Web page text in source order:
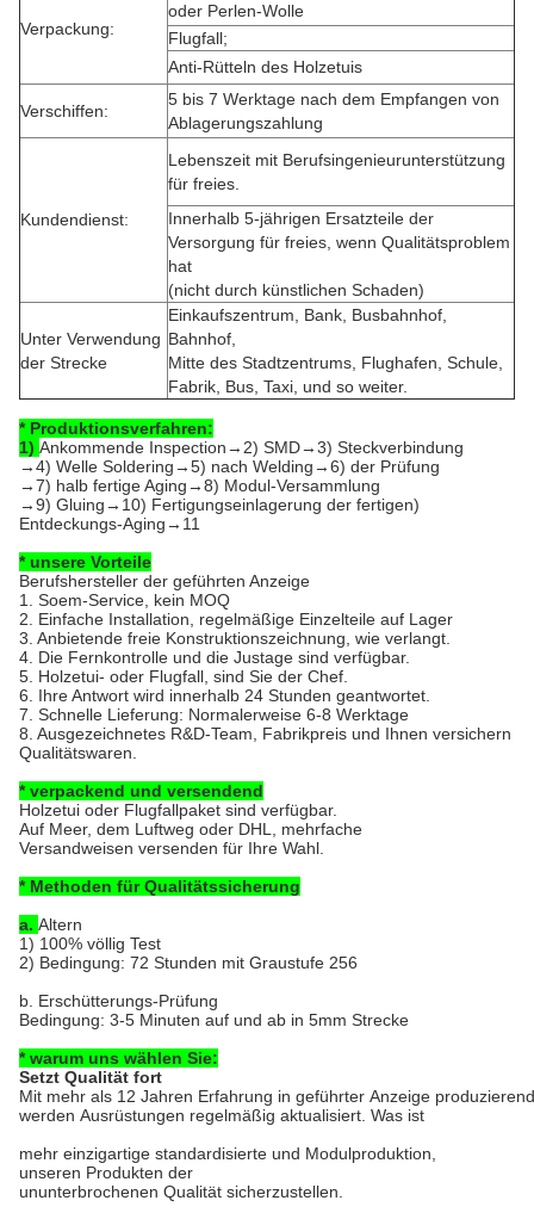
Verpackung:
oder Perlen-Wolle
Flugfall;
Anti-Rütteln des Holzetuis
Verschiffen:
5 bis 7 Werktage nach dem Empfangen von
Ablagerungszahlung
Kundendienst:
Lebenszeit mit Berufsingenieurunterstützung
für freies.
Innerhalb 5-jährigen Ersatzteile der
Versorgung für freies, wenn Qualitätsproblem
hat
(nicht durch künstlichen Schaden)
Unter Verwendung
der Strecke
Einkaufszentrum, Bank, Busbahnhof,
Bahnhof,
Mitte des Stadtzentrums, Flughafen, Schule,
Fabrik, Bus, Taxi, und so weiter.
* Produktionsverfahren:
1) Ankommende Inspection→2) SMD→3) Steckverbindung
→4) Welle Soldering→5) nach Welding→6) der Prüfung
→7) halb fertige Aging→8) Modul-Versammlung
→9) Gluing→10) Fertigungseinlagerung der fertigen)
Entdeckungs-Aging→11
* unsere Vorteile
Berufshersteller der geführten Anzeige
1. Soem-Service, kein MOQ
2. Einfache Installation, regelmäßige Einzelteile auf Lager
3. Anbietende freie Konstruktionszeichnung, wie verlangt.
4. Die Fernkontrolle und die Justage sind verfügbar.
5. Holzetui- oder Flugfall, sind Sie der Chef.
6. Ihre Antwort wird innerhalb 24 Stunden geantwortet.
7. Schnelle Lieferung: Normalerweise 6-8 Werktage
8. Ausgezeichnetes R&D-Team, Fabrikpreis und Ihnen versichern
Qualitätswaren.
* verpackend und versendend
Holzetui oder Flugfallpaket sind verfügbar.
Auf Meer, dem Luftweg oder DHL, mehrfache
Versandweisen versenden für Ihre Wahl.
* Methoden für Qualitätssicherung
a. Altern
1) 100% völlig Test
2) Bedingung: 72 Stunden mit Graustufe 256
b. Erschütterungs-Prüfung
Bedingung: 3-5 Minuten auf und ab in 5mm Strecke
* warum uns wählen Sie:
Setzt Qualität fort
Mit mehr als 12 Jahren Erfahrung in geführter Anzeige
werden Ausrüstungen regelmäßig aktualisiert. Was ist
mehr einzigartige standardisierte und Modulproduktion,
unseren Produkten der
ununterbrochenen Qualität sicherzustellen.